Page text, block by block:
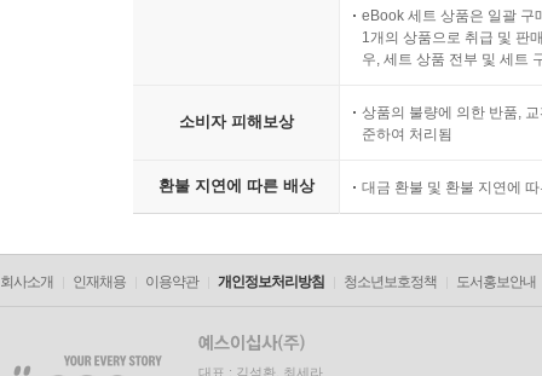
eBook 세트 상품은 일괄 구
1개의 상품으로 취급 및 판
우, 세트 상품 전부 및 세트
소비자 피해보상
상품의 불량에 의한 반품,
준하여 처리됨
환불 지연에 따른 배상 대금 환불 및 환불 지연에
회사소개 인재채용 이용약관 개인정보처리방침 청소년보호정책 도서홍보안내
대표 : 김석환, 최세라